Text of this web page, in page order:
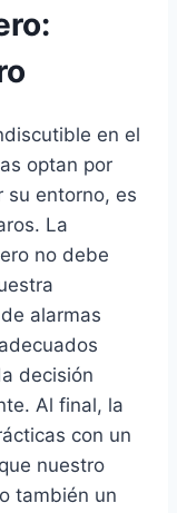
en el
optan por
su entorno, es
La
no debe
alarmas
decisión
Al final, la
con un
nuestro
también un